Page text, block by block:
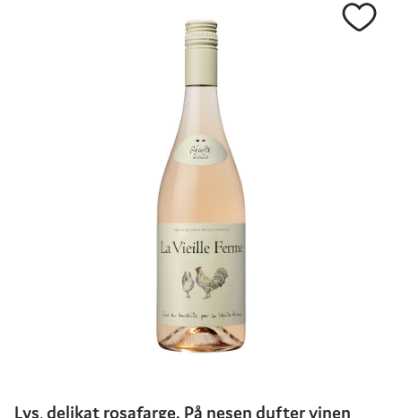
Lys, delikat rosafarge. På nesen dufter vinen